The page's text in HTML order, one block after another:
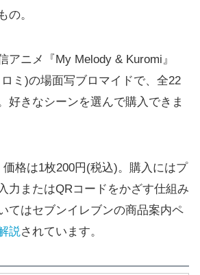
の。
ニメ『My Melody & Kuromi』
ミ)の場面写ブロマイドで、全22
好きなシーンを選んで購入できま
格は1枚200円(税込)。購入にはプ
力またはQRコードをかざす仕組み
てはセブンイレブンの商品案内ペ
説されています。